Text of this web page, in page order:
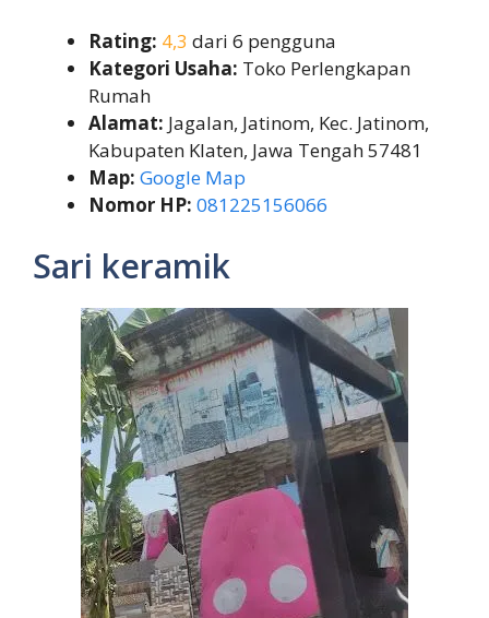
Rating: 4,3 dari 6 pengguna
Kategori Usaha: Toko Perlengkapan
Rumah
Alamat: Jagalan, Jatinom, Kec. Jatinom,
Kabupaten Klaten, Jawa Tengah 57481
Map: Google Map
Nomor HP: 081225156066
Sari keramik